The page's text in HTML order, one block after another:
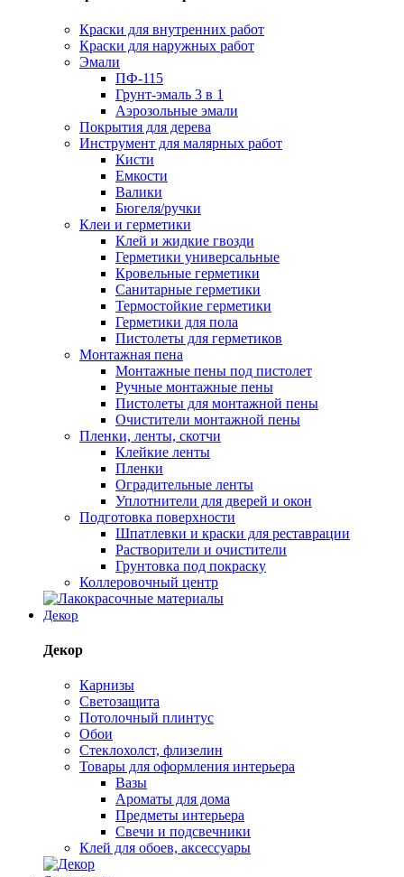
Краски для внутренних работ
Краски для наружных работ
Эмали
ПФ-115
Грунт-эмаль 3 в 1
Аэрозольные эмали
Покрытия для дерева
Инструмент для малярных работ
Кисти
Емкости
Валики
Бюгеля/ручки
Клеи и герметики
Клей и жидкие гвозди
Герметики универсальные
Кровельные герметики
Санитарные герметики
Термостойкие герметики
Герметики для пола
Пистолеты для герметиков
Монтажная пена
Монтажные пены под пистолет
Ручные монтажные пены
Пистолеты для монтажной пены
Очистители монтажной пены
Пленки, ленты, скотчи
Клейкие ленты
Пленки
Оградительные ленты
Уплотнители для дверей и окон
Подготовка поверхности
Шпатлевки и краски для реставрации
Растворители и очистители
Грунтовка под покраску
Коллеровочный центр
Декор
Декор
Карнизы
Светозащита
Потолочный плинтус
Обои
Стеклохолст, флизелин
Товары для оформления интерьера
Вазы
Ароматы для дома
Предметы интерьера
Свечи и подсвечники
Клей для обоев, аксессуары